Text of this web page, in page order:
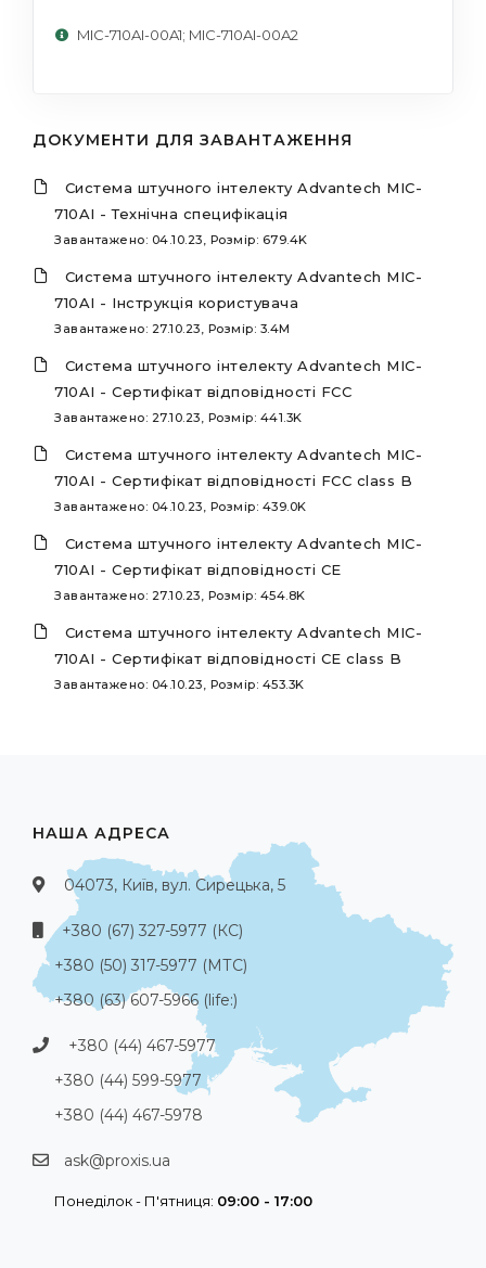
MIC-710AI-00A1; MIC-710AI-00A2
ДОКУМЕНТИ ДЛЯ ЗАВАНТАЖЕННЯ
Система штучного інтелекту Advantech MIC-
710AI - Технічна специфікація
Завантажено: 04.10.23, Розмір: 679.4K
Система штучного інтелекту Advantech MIC-
710AI - Інструкція користувача
Завантажено: 27.10.23, Розмір: 3.4M
Система штучного інтелекту Advantech MIC-
710AI - Сертифікат відповідності FCC
Завантажено: 27.10.23, Розмір: 441.3K
Система штучного інтелекту Advantech MIC-
710AI - Сертифікат відповідності FCC class B
Завантажено: 04.10.23, Розмір: 439.0K
Система штучного інтелекту Advantech MIC-
710AI - Сертифікат відповідності CE
Завантажено: 27.10.23, Розмір: 454.8K
Система штучного інтелекту Advantech MIC-
710AI - Сертифікат відповідності CE class B
Завантажено: 04.10.23, Розмір: 453.3K
НАША АДРЕСА
04073, Київ, вул. Сирецька, 5
+380 (67) 327-5977 (КС)
+380 (50) 317-5977 (МТС)
+380 (63) 607-5966 (life:)
+380 (44) 467-5977
+380 (44) 599-5977
+380 (44) 467-5978
ask@proxis.ua
Понеділок - П'ятниця: 09:00 - 17:00